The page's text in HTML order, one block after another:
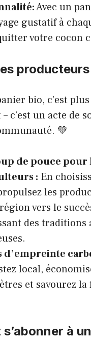
Avec un
gustatif à
votre cocon
bio, c’est plus
c’est un acte de
💚
de pouce pour
: En
les
vers le
des traditions
d’empreinte
local,
et savourez
à